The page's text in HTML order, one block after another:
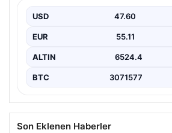
günlerde meydana gelen korkutucu
sakinleri derinden sarstı. Elektrikli…
USD 47.60
EUR 55.11
ALTIN 6524.4
BTC 3071577
Son Eklenen Haberler